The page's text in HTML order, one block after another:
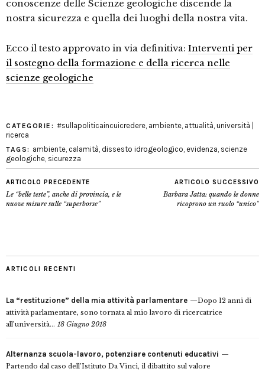
conoscenze delle Scienze geologiche discende la
nostra sicurezza e quella dei luoghi della nostra vita.
Ecco il testo approvato in via definitiva: Interventi per
il sostegno della formazione e della ricerca nelle
scienze geologiche
CATEGORIE: #sullapoliticaincuicredere, ambiente, attualità università |
ricerca
TAGS: ambiente calamità dissesto idrogeologico evidenza scienze
geologiche sicurezza
ARTICOLO PRECEDENTE
Le “belle teste”, anche di provincia, e le
nuove misure sulle “superborse”
ARTICOLO SUCCESSIVO
Barbara Jatta: quando le donne
ricoprono un ruolo “unico”
ARTICOLI RECENTI
La “restituzione” della mia attività parlamentare
Dopo 12 anni di
attività parlamentare, sono tornata al mio lavoro di ricercatrice
all’università... 18 Giugno 2018
Alternanza scuola-lavoro, potenziare contenuti educativi
Partendo dal caso dell’Istituto Da Vinci, il dibattito sul valore